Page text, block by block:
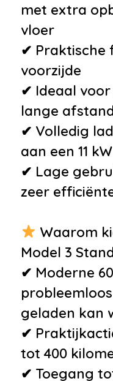
met extra
vloer
✔ Praktische
voorzijde
✔ Ideaal
lange
✔ Volledig
aan een 11
✔ Lage
zeer
Waarom
Model 3
✔ Moderne
geladen kan
✔
tot 400
✔ Toegang